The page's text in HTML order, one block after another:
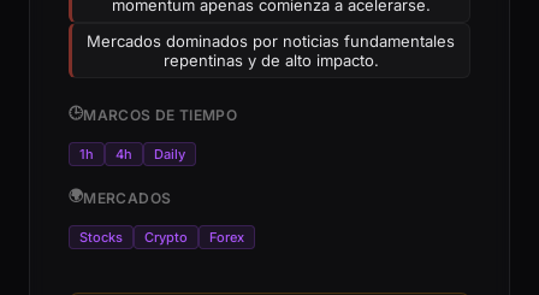
momentum apenas comienza a acelerarse.
Mercados dominados por noticias fundamentales
repentinas y de alto impacto.
🕒MARCOS DE TIEMPO
1h 4h Daily
🌍MERCADOS
Stocks Crypto Forex